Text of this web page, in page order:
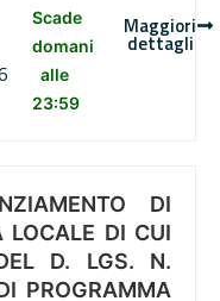
Scade
domani
alle
23:59
Maggiori
dettagli
DI
LOCALE DI CUI
D. LGS. N.
PROGRAMMA